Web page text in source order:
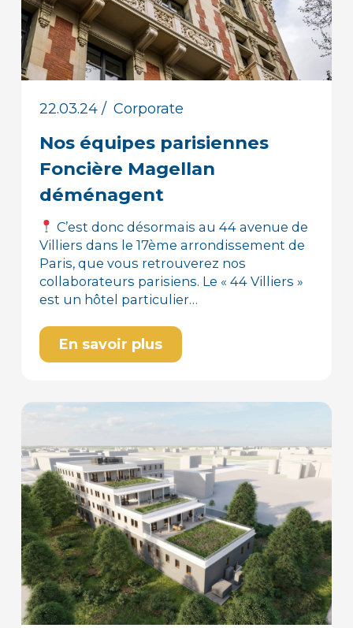
22.03.24/ Corporate
Nos équipes parisiennes
Foncière Magellan
déménagent
C’est donc désormais au 44 avenue de
Villiers dans le 17ème arrondissement de
Paris, que vous retrouverez nos
collaborateurs parisiens. Le « 44 Villiers »
est un hôtel particulier…
En savoir plus